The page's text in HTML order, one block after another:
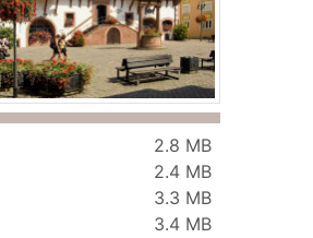
2.8 MB
2.4 MB
3.3 MB
3.4 MB